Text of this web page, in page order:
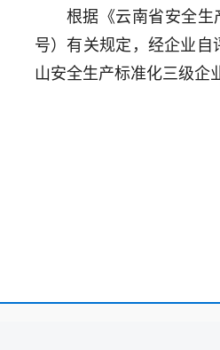
根据《云南省安全生
号）有关规定，经企业
山安全生产标准化三级企